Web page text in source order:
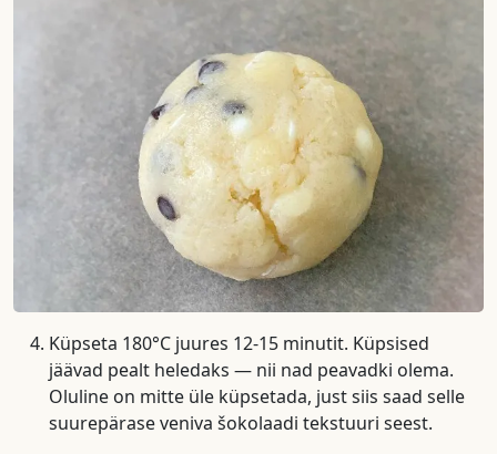
Küpseta 180°C juures 12-15 minutit. Küpsised
jäävad pealt heledaks — nii nad peavadki olema.
Oluline on mitte üle küpsetada, just siis saad selle
suurepärase veniva šokolaadi tekstuuri seest.